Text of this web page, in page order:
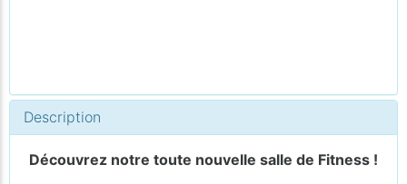
Description
Découvrez notre toute nouvelle salle de Fitness !